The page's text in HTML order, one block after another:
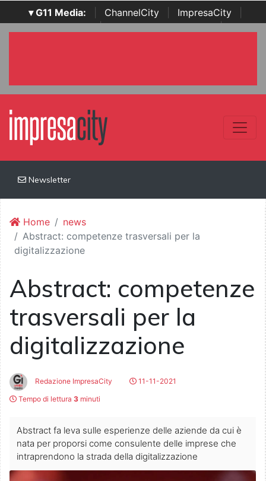
▾ G11 Media: ChannelCity ImpresaCity
SecurityOpenLab | Italian Channel Awards | Italian
Newsletter
Home
news
Abstract: competenze trasversali per la
digitalizzazione
Abstract: competenze
trasversali per la
digitalizzazione
Redazione ImpresaCity
11-11-2021
Tempo di lettura 3 minuti
Abstract fa leva sulle esperienze delle aziende da cui è
nata per proporsi come consulente delle imprese che
intraprendono la strada della digitalizzazione